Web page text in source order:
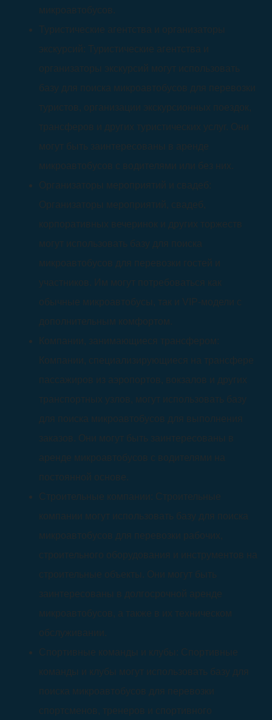
микроавтобусов.
Туристические агентства и организаторы
экскурсий: Туристические агентства и
организаторы экскурсий могут использовать
базу для поиска микроавтобусов для перевозки
туристов, организации экскурсионных поездок,
трансферов и других туристических услуг. Они
могут быть заинтересованы в аренде
микроавтобусов с водителями или без них.
Организаторы мероприятий и свадеб:
Организаторы мероприятий, свадеб,
корпоративных вечеринок и других торжеств
могут использовать базу для поиска
микроавтобусов для перевозки гостей и
участников. Им могут потребоваться как
обычные микроавтобусы, так и VIP-модели с
дополнительным комфортом.
Компании, занимающиеся трансфером:
Компании, специализирующиеся на трансфере
пассажиров из аэропортов, вокзалов и других
транспортных узлов, могут использовать базу
для поиска микроавтобусов для выполнения
заказов. Они могут быть заинтересованы в
аренде микроавтобусов с водителями на
постоянной основе.
Строительные компании: Строительные
компании могут использовать базу для поиска
микроавтобусов для перевозки рабочих,
строительного оборудования и инструментов на
строительные объекты. Они могут быть
заинтересованы в долгосрочной аренде
микроавтобусов, а также в их техническом
обслуживании.
Спортивные команды и клубы: Спортивные
команды и клубы могут использовать базу для
поиска микроавтобусов для перевозки
спортсменов, тренеров и спортивного